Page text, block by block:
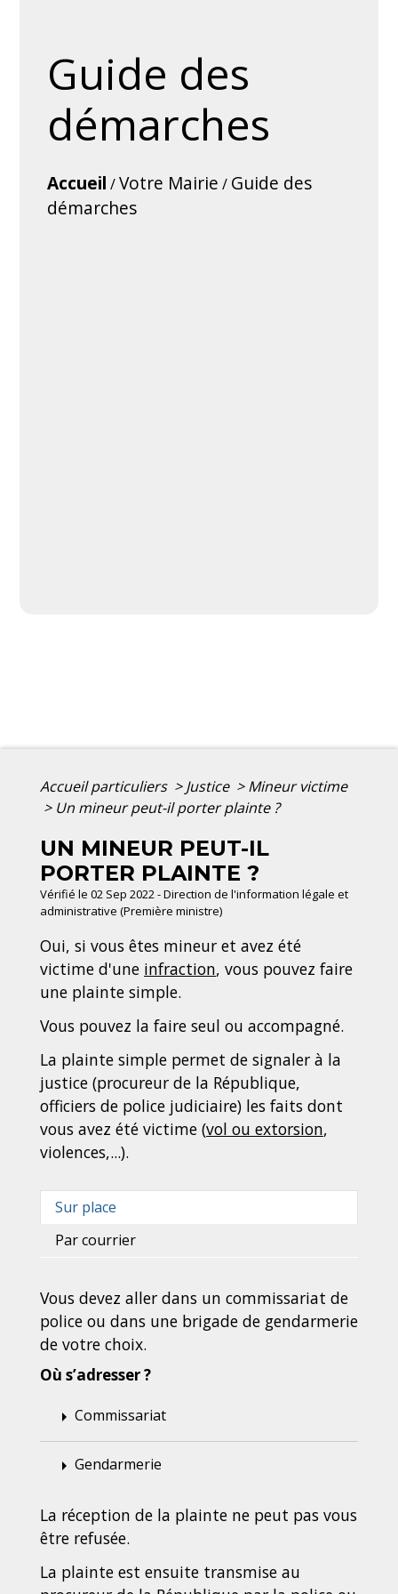
Guide des
démarches
Accueil /Votre Mairie / Guide des
démarches
Accueil particuliers > Justice > Mineur victime
> Un mineur peut-il porter plainte ?
UN MINEUR PEUT-IL
PORTER PLAINTE ?
Vérifié le 02 Sep 2022 - Direction de l'information légale et
administrative (Première ministre)
Oui, si vous êtes mineur et avez été
victime d'une infraction, vous pouvez faire
une plainte simple.
Vous pouvez la faire seul ou accompagné.
La plainte simple permet de signaler à la
justice (procureur de la République,
officiers de police judiciaire) les faits dont
vous avez été victime (vol ou extorsion,
violences,...).
Sur place
Par courrier
Vous devez aller dans un commissariat de
police ou dans une brigade de gendarmerie
de votre choix.
Où s’adresser ?
arrow_right Commissariat
arrow_right Gendarmerie
La réception de la plainte ne peut pas vous
être refusée.
La plainte est ensuite transmise au